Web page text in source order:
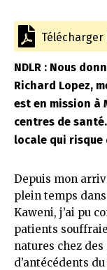
NDLR : Nous
Richard Lopez,
est en mission à
centres de
locale qui risque
Depuis mon
plein temps
Kaweni, j’ai pu
patients
natures chez des
d’antécédents